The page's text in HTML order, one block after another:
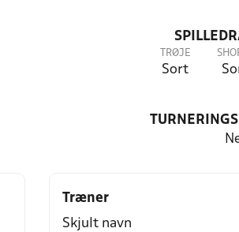
TRØJE
Sort
Træner
Skjult navn